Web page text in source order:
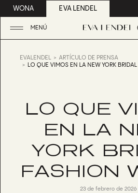
WONA EVA LENDEL
MENÚ
EVALENDEL
ARTÍCULO DE PRENSA
LO QUE VIMOS EN LA NEW YORK
LO QUE
EN LA
YORK
FASHION
23 de febrero de 2026